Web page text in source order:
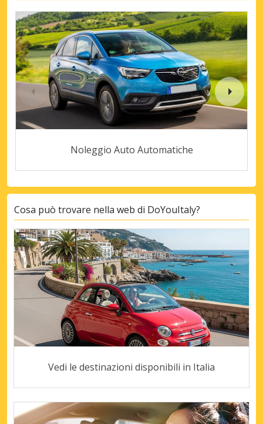
Noleggio Auto Automatiche
Cosa può trovare nella web di DoYouItaly?
Vedi le destinazioni disponibili in Italia